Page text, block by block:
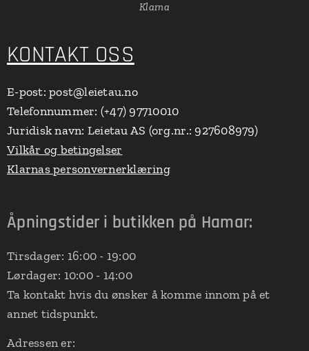
Klarna
KONTAKT OSS
E-post: post@leietau.no
Telefonnummer: (+47) 97710010
Juridisk navn: Leietau AS (org.nr.: 927608979)
Vilkår og betingelser
Klarnas personvernerklæring
Åpningstider i butikken på Hamar:
Tirsdager: 16:00 - 19:00
Lørdager: 10:00 - 14:00
Ta kontakt hvis du ønsker å komme innom på et
annet tidspunkt.
Adressen er: